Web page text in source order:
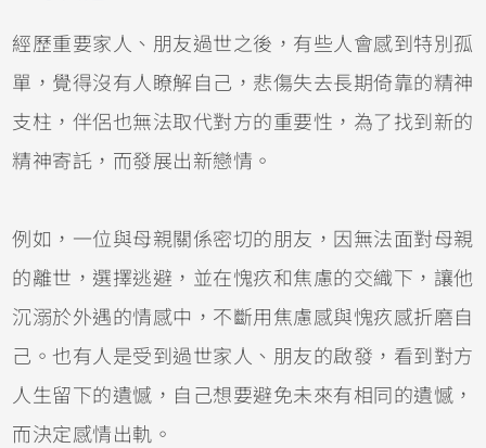
經歷重要家人、朋友過世之後，有些人會感到特別孤
單，覺得沒有人瞭解自己，悲傷失去長期倚靠的精神
支柱，伴侶也無法取代對方的重要性，為了找到新的
精神寄託，而發展出新戀情。
例如，一位與母親關係密切的朋友，因無法面對母親
的離世，選擇逃避，並在愧疚和焦慮的交織下，讓他
沉溺於外遇的情感中，不斷用焦慮感與愧疚感折磨自
己。也有人是受到過世家人、朋友的啟發，看到對方
人生留下的遺憾，自己想要避免未來有相同的遺憾，
而決定感情出軌。